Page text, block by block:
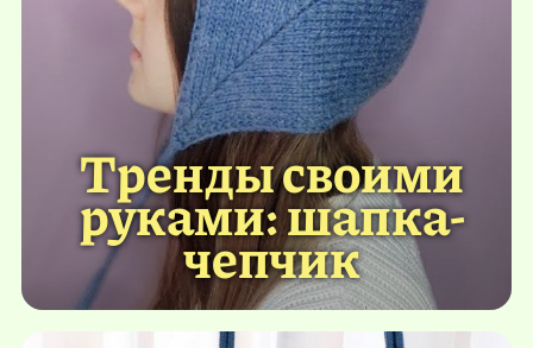
Тренды своими
руками: шапка-
чепчик